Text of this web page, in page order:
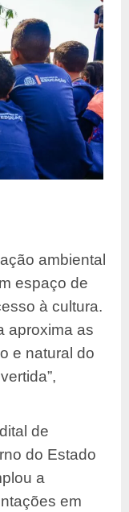
ambiental
espaço de
à cultura.
aproxima as
e natural do
de
do Estado
a
em